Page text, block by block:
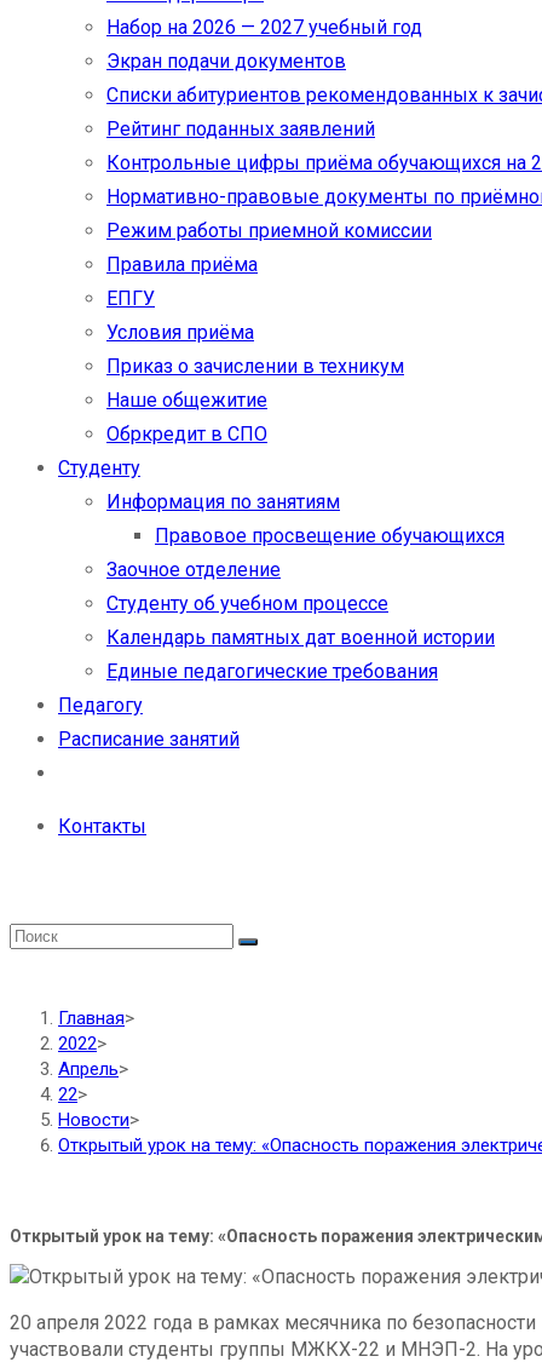
Набор на 2026 — 2027 учебный год
Экран подачи документов
Cписки абитуриентов рекомендованных к
Рейтинг поданных заявлений
Контрольные цифры приёма обучающихся на
Нормативно-правовые документы по
Режим работы приемной комиссии
Правила приёма
ЕПГУ
Условия приёма
Приказ о зачислении в техникум
Наше общежитие
Обркредит в СПО
Студенту
Информация по занятиям
Правовое просвещение обучающихся
Заочное отделение
Студенту об учебном процессе
Календарь памятных дат военной истории
Единые педагогические требования
Педагогу
Расписание занятий
Контакты
Главная>
2022>
Апрель>
22>
Новости>
Открытый урок на тему: «Опасность поражения
Открытый урок на тему: «Опасность поражения
20 апреля 2022 года в рамках месячника по
участвовали студенты группы МЖКХ-22 и МНЭП-2. На